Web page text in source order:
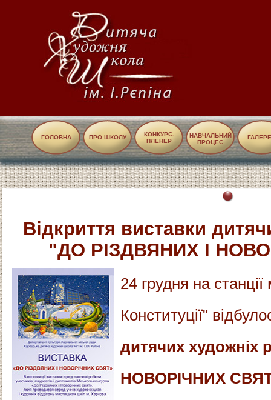
ГОЛОВНА ПРО ШКОЛУ
КОНКУРС-
ПЛЕНЕР
НАВЧАЛЬНИЙ
ПРОЦЕС
Відкриття виставки
"ДО РІЗДВЯНИХ І
24 грудня на
Конституції"
дитячих художніх
НОВОРІЧНИХ